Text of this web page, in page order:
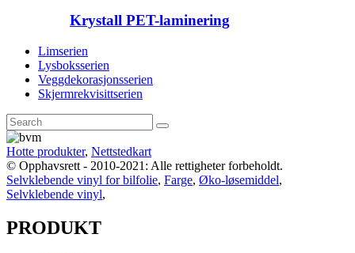
Krystall PET-laminering
Limserien
Lysboksserien
Veggdekorasjonsserien
Skjermrekvisittserien
Hotte produkter, Nettstedkart
© Opphavsrett - 2010-2021: Alle rettigheter forbeholdt.
Selvklebende vinyl for bilfolie, Farge, Øko-løsemiddel,
Selvklebende vinyl,
PRODUKT